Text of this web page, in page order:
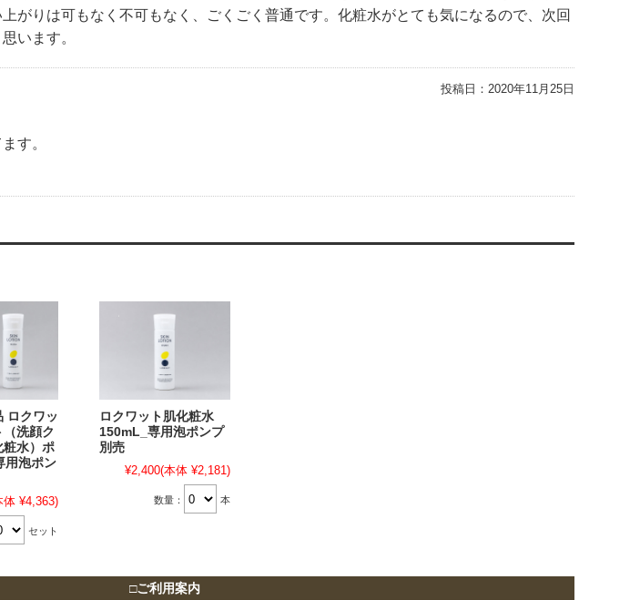
がりは可もなく不可もなく、ごくごく普通です。化粧水がとても気になるので、次回
います。
投稿日： 2020年11月25日
す。
ロクワッ
（洗顔ク
粧水）ポ
用泡ポン
体 ¥4,363)
セット
ロクワット肌化粧水
150mL_専用泡ポンプ
別売
¥2,400(本体 ¥2,181)
数量： 本
□ご利用案内